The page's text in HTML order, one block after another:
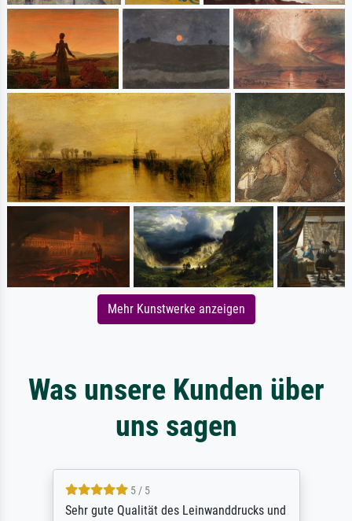
Mehr Kunstwerke anzeigen
Was unsere Kunden über
uns sagen
5 / 5
Sehr gute Qualität des Leinwanddrucks und